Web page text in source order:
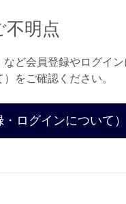
明点
ど会員登録やログイ
をご確認ください。
ログインについて）